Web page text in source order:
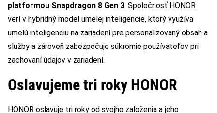
platformou Snapdragon 8 Gen 3. Spoločnosť HONOR
verí v hybridný model umelej inteligencie, ktorý využíva
umelú inteligenciu na zariadení pre personalizovaný obsah a
služby a zároveň zabezpečuje súkromie používateľov pri
zachovaní údajov v zariadení.
Oslavujeme tri roky HONOR
HONOR oslavuje tri roky od svojho založenia a jeho